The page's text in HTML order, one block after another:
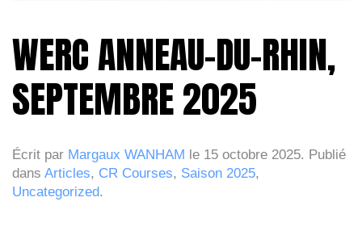
WERC ANNEAU-DU-RHIN,
SEPTEMBRE 2025
Écrit par Margaux WANHAM le 15 octobre 2025. Publié
dans Articles, CR Courses, Saison 2025,
Uncategorized.